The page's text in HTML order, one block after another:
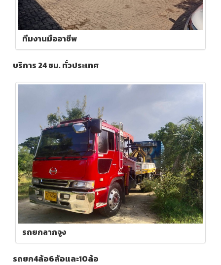
ทีมงานมืออาชีพ
บริการ 24 ชม. ทั่วประเทศ
รถยกลากจูง
รถยก4ล้อ6ล้อและ10ล้อ